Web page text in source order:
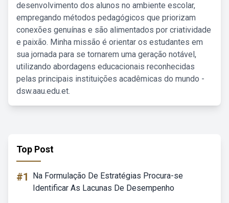
desenvolvimento dos alunos no ambiente escolar,
empregando métodos pedagógicos que priorizam
conexões genuínas e são alimentados por criatividade
e paixão. Minha missão é orientar os estudantes em
sua jornada para se tornarem uma geração notável,
utilizando abordagens educacionais reconhecidas
pelas principais instituições acadêmicas do mundo -
dsw.aau.edu.et.
Top Post
#1
Na Formulação De Estratégias Procura-se
Identificar As Lacunas De Desempenho